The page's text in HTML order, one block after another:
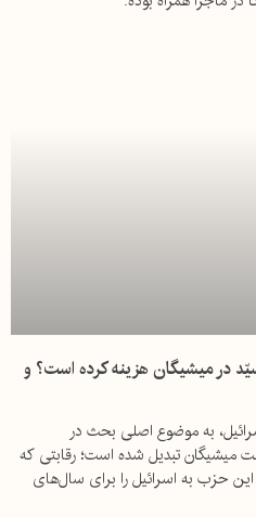
در میشیگان هزینه کرده است؟ و
به موضوع اصلی بحث در
میشیگان تبدیل شده است؛ رقابتی که
حزب به اسرائیل را برای سال‌های